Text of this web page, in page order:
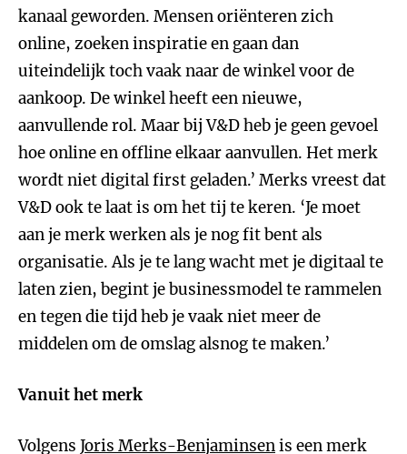
kanaal geworden. Mensen oriënteren zich
online, zoeken inspiratie en gaan dan
uiteindelijk toch vaak naar de winkel voor de
aankoop. De winkel heeft een nieuwe,
aanvullende rol. Maar bij V&D heb je geen gevoel
hoe online en offline elkaar aanvullen. Het merk
wordt niet digital first geladen.’ Merks vreest dat
V&D ook te laat is om het tij te keren. ‘Je moet
aan je merk werken als je nog fit bent als
organisatie. Als je te lang wacht met je digitaal te
laten zien, begint je businessmodel te rammelen
en tegen die tijd heb je vaak niet meer de
middelen om de omslag alsnog te maken.’
Vanuit het merk
Volgens Joris Merks-Benjaminsenis een merk